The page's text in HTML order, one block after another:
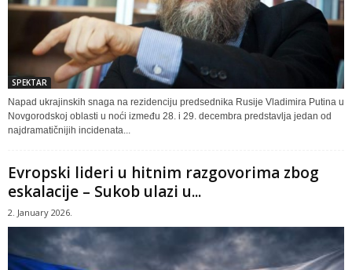
SPEKTAR
Napad ukrajinskih snaga na rezidenciju predsednika Rusije Vladimira Putina u
Novgorodskoj oblasti u noći između 28. i 29. decembra predstavlja jedan od
najdramatičnijih incidenata...
Evropski lideri u hitnim razgovorima zbog
eskalacije – Sukob ulazi u...
2. January 2026.